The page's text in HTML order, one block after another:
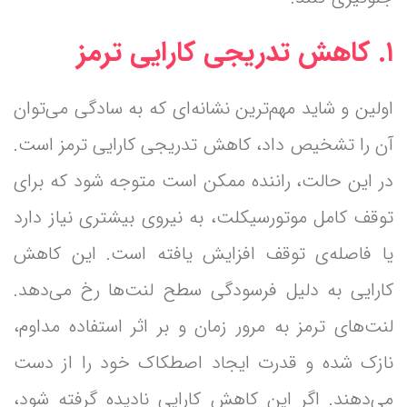
۱. کاهش تدریجی کارایی ترمز
اولین و شاید مهم‌ترین نشانه‌ای که به سادگی می‌توان
آن را تشخیص داد، کاهش تدریجی کارایی ترمز است.
در این حالت، راننده ممکن است متوجه شود که برای
توقف کامل موتورسیکلت، به نیروی بیشتری نیاز دارد
یا فاصله‌ی توقف افزایش یافته است. این کاهش
کارایی به دلیل فرسودگی سطح لنت‌ها رخ می‌دهد.
لنت‌های ترمز به مرور زمان و بر اثر استفاده مداوم،
نازک شده و قدرت ایجاد اصطکاک خود را از دست
می‌دهند. اگر این کاهش کارایی نادیده گرفته شود،